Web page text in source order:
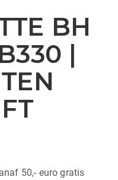
BH
|
50,- euro gratis